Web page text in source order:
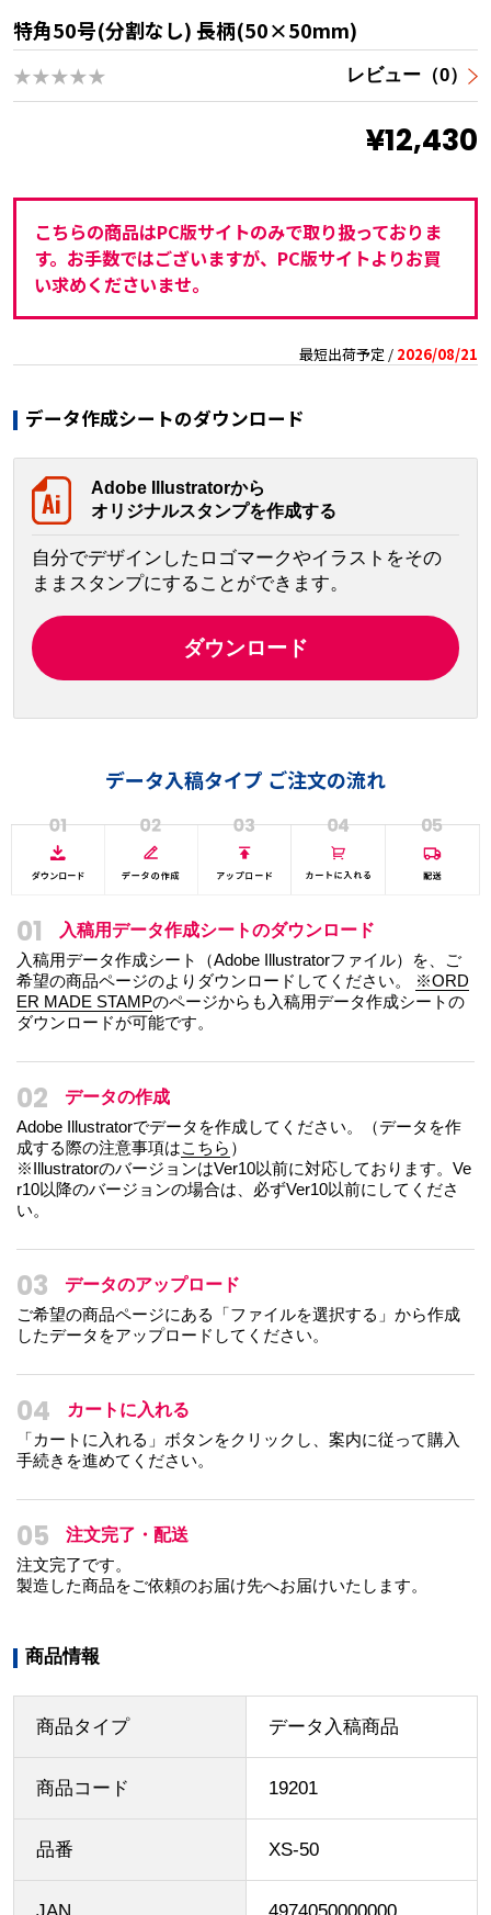
特角50号(分割なし) 長柄(50×50mm)
★★★★★ レビュー（0）
¥12,430
こちらの商品はPC版サイトのみで取り扱っておりま
す。お手数ではございますが、PC版サイトよりお買
い求めくださいませ。
最短出荷予定 / 2026/08/21
データ作成シートのダウンロード
Adobe Illustratorから
オリジナルスタンプを作成する
自分でデザインしたロゴマークやイラストをその
ままスタンプにすることができます。
ダウンロード
データ入稿タイプ ご注文の流れ
01
入稿用データ作成シートのダウンロード
入稿用データ作成シート（Adobe Illustratorファイル）を、ご
希望の商品ページのよりダウンロードしてください。
※ORD
ER MADE STAMPのページからも入稿用データ作成シートの
ダウンロードが可能です。
02
データの作成
Adobe Illustratorでデータを作成してください。（データを作
成する際の注意事項はこちら ）
※IllustratorのバージョンはVer10以前に対応しております。Ve
r10以降のバージョンの場合は、必ずVer10以前にしてくださ
い。
03
データのアップロード
ご希望の商品ページにある「ファイルを選択する」から作成
したデータをアップロードしてください。
04
カートに入れる
「カートに入れる」ボタンをクリックし、案内に従って購入
手続きを進めてください。
05
注文完了・配送
注文完了です。
製造した商品をご依頼のお届け先へお届けいたします。
商品情報
商品タイプ データ入稿商品
商品コード 19201
品番 XS-50